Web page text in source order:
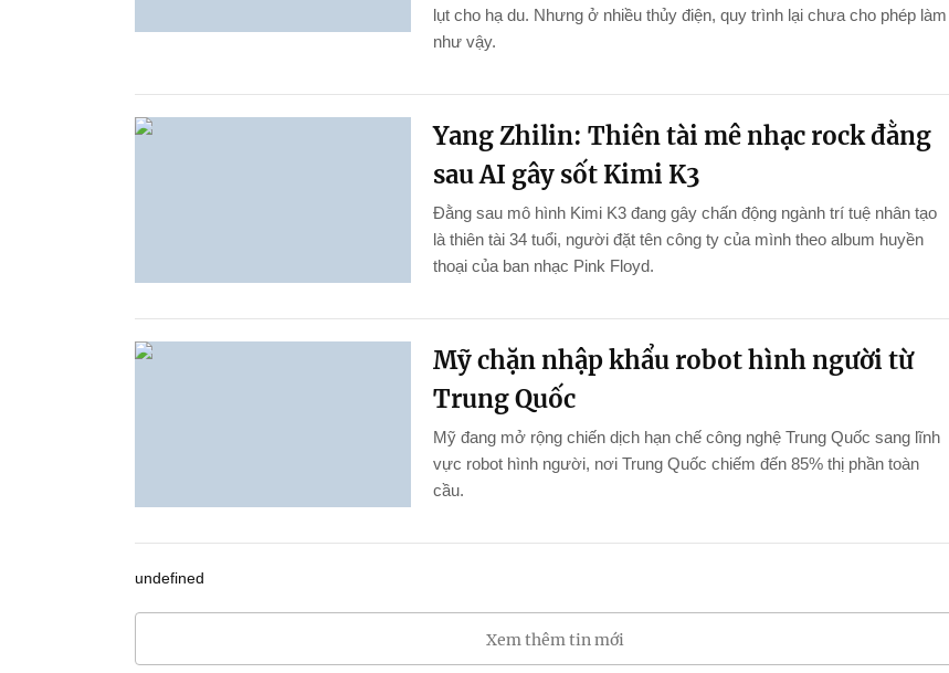
lụt cho hạ du. Nhưng ở nhiều thủy điện, quy trình lại chưa cho phép làm
như vậy.
Yang Zhilin: Thiên tài mê nhạc rock đằng
sau AI gây sốt Kimi K3
Đằng sau mô hình Kimi K3 đang gây chấn động ngành trí tuệ nhân tạo
là thiên tài 34 tuổi, người đặt tên công ty của mình theo album huyền
thoại của ban nhạc Pink Floyd.
Mỹ chặn nhập khẩu robot hình người từ
Trung Quốc
Mỹ đang mở rộng chiến dịch hạn chế công nghệ Trung Quốc sang lĩnh
vực robot hình người, nơi Trung Quốc chiếm đến 85% thị phần toàn
cầu.
undefined
Xem thêm tin mới